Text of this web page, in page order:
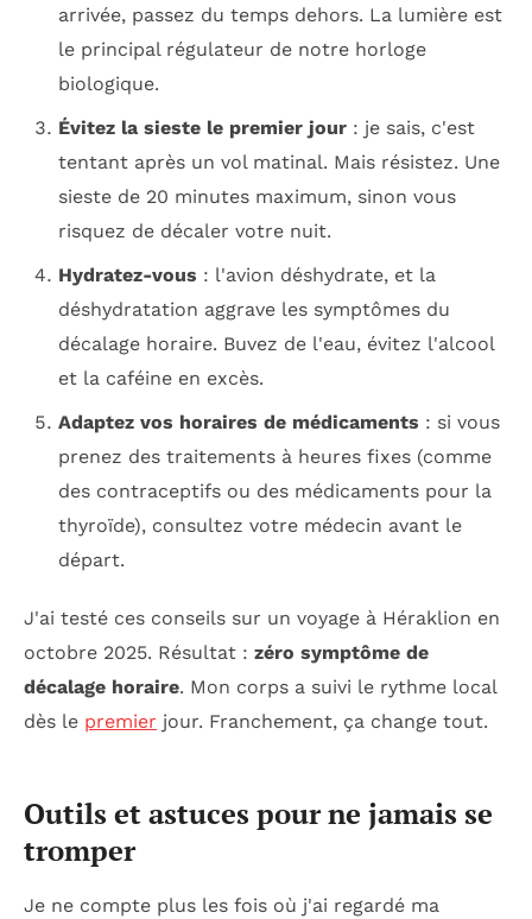
arrivée, passez du temps dehors. La lumière est
le principal régulateur de notre horloge
biologique.
Évitez la sieste le premier jour: je sais, c'est
tentant après un vol matinal. Mais résistez. Une
sieste de 20 minutes maximum, sinon vous
risquez de décaler votre nuit.
Hydratez-vous : l'avion déshydrate, et la
déshydratation aggrave les symptômes du
décalage horaire. Buvez de l'eau, évitez l'alcool
et la caféine en excès.
Adaptez vos horaires de médicaments : si vous
prenez des traitements à heures fixes (comme
des contraceptifs ou des médicaments pour la
thyroïde), consultez votre médecin avant le
départ.
J'ai testé ces conseils sur un voyage à Héraklion en
octobre 2025. Résultat : zéro symptôme de
décalage horaire. Mon corps a suivi le rythme local
dès le premier jour. Franchement, ça change tout.
Outils et astuces pour ne jamais se
tromper
Je ne compte plus les fois où j'ai regardé ma